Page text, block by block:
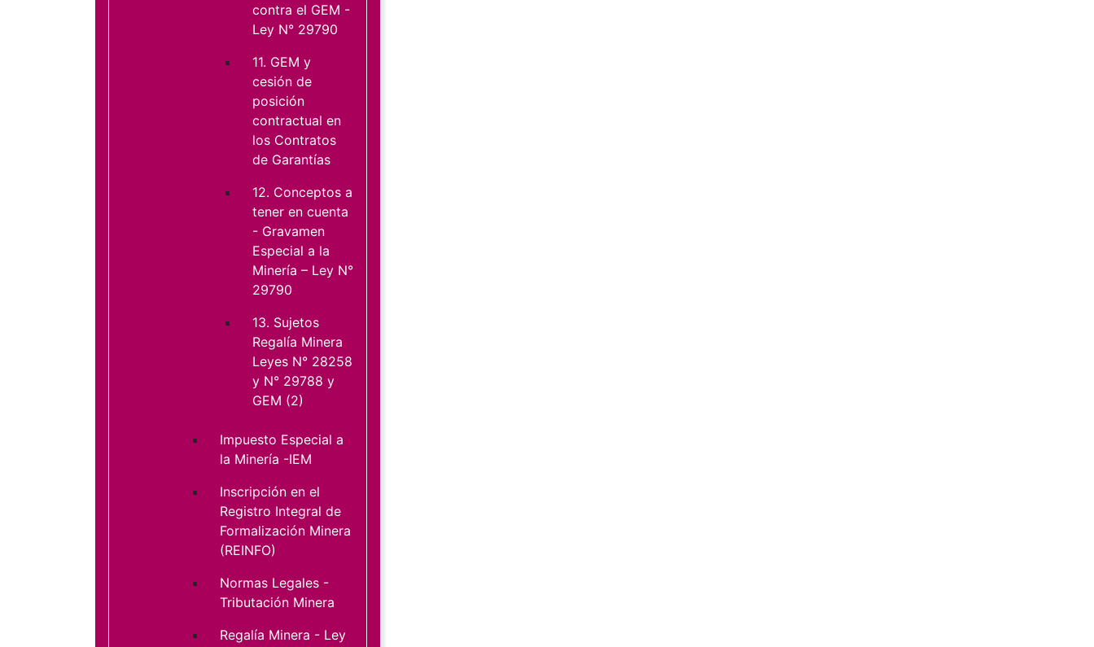
contra el GEM -
Ley N° 29790
11. GEM y
cesión de
posición
contractual en
los Contratos
de Garantías
12. Conceptos a
tener en cuenta
- Gravamen
Especial a la
Minería – Ley N°
29790
13. Sujetos
Regalía Minera
Leyes N° 28258
y N° 29788 y
GEM (2)
Impuesto Especial a
la Minería -IEM
Inscripción en el
Registro Integral de
Formalización Minera
(REINFO)
Normas Legales -
Tributación Minera
Regalía Minera - Ley